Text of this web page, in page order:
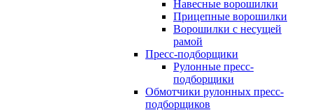
Навесные ворошилки
Прицепные ворошилки
Ворошилки с несущей
рамой
Пресс-подборщики
Рулонные пресс-
подборщики
Обмотчики рулонных пресс-
подборщиков